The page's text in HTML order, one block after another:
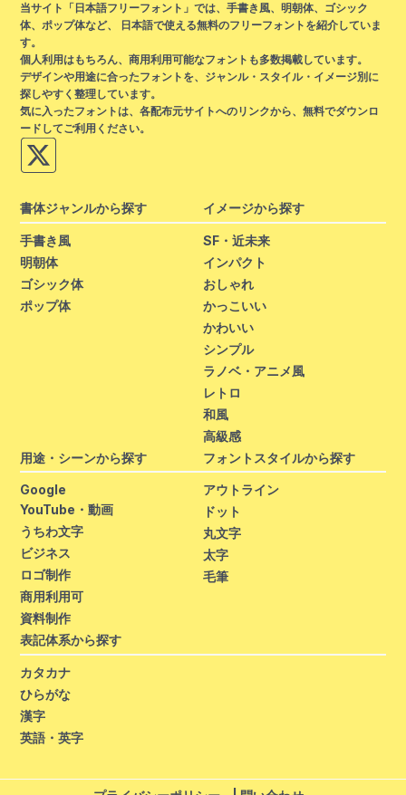
当サイト「日本語フリーフォント」では、手書き風、明朝体、ゴシック
体、ポップ体など、 日本語で使える無料のフリーフォントを紹介していま
す。
個人利用はもちろん、商用利用可能なフォントも多数掲載しています。
デザインや用途に合ったフォントを、ジャンル・スタイル・イメージ別に
探しやすく整理しています。
気に入ったフォントは、各配布元サイトへのリンクから、無料でダウンロ
ードしてご利用ください。
書体ジャンルから探す
手書き風
明朝体
ゴシック体
ポップ体
イメージから探す
SF・近未来
インパクト
おしゃれ
かっこいい
かわいい
シンプル
ラノベ・アニメ風
レトロ
和風
高級感
用途・シーンから探す
Google
YouTube・動画
うちわ文字
ビジネス
ロゴ制作
商用利用可
資料制作
フォントスタイルから探す
アウトライン
ドット
丸文字
太字
毛筆
表記体系から探す
カタカナ
ひらがな
漢字
英語・英字